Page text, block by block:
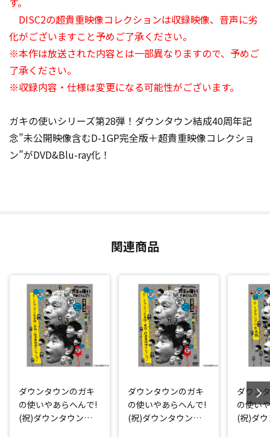
DISC2の超貴重映像コレクションは収録映像、音声に劣
化がございますこと予めご了承ください。
※本作は放送された内容とは一部異なりますので、予めご
了承ください。
※収録内容・仕様は変更になる可能性がございます。
ガキの使いシリーズ第28弾！ダウンタウン結成40周年記
念”未公開映像含むD-1GP完全版＋超貴重映像コレクショ
ン”がDVD&Blu-ray化！
関連商品
ダウンタウンのガキ
の使いやあらへんで!
(祝)ダウンタウン結
ダウンタウンのガキ
の使いやあらへんで!
(祝)ダウンタウン結
ダウン
の使い
(祝)ダ